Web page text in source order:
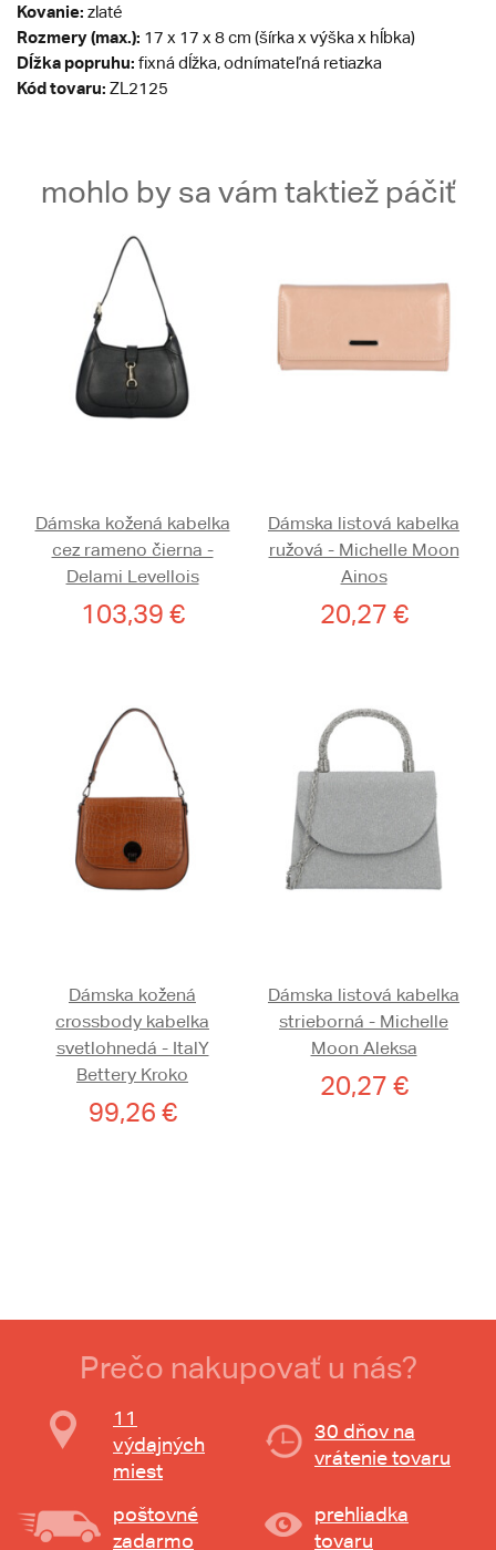
Kovanie: zlaté
Rozmery (max.): 17 x 17 x 8 cm (šírka x výška x hĺbka)
Dĺžka popruhu: fixná dĺžka, odnímateľná retiazka
Kód tovaru: ZL2125
mohlo by sa vám taktiež páčiť
Dámska kožená kabelka
cez rameno čierna -
Delami Levellois
103,39 €
Dámska listová kabelka
ružová - Michelle Moon
Ainos
20,27 €
Dámska kožená
crossbody kabelka
svetlohnedá - ItalY
Bettery Kroko
99,26 €
Dámska listová kabelka
strieborná - Michelle
Moon Aleksa
20,27 €
Prečo nakupovať u nás?
11
výdajných
miest
30 dňov na
vrátenie tovaru
poštovné
zadarmo
prehliadka
tovaru